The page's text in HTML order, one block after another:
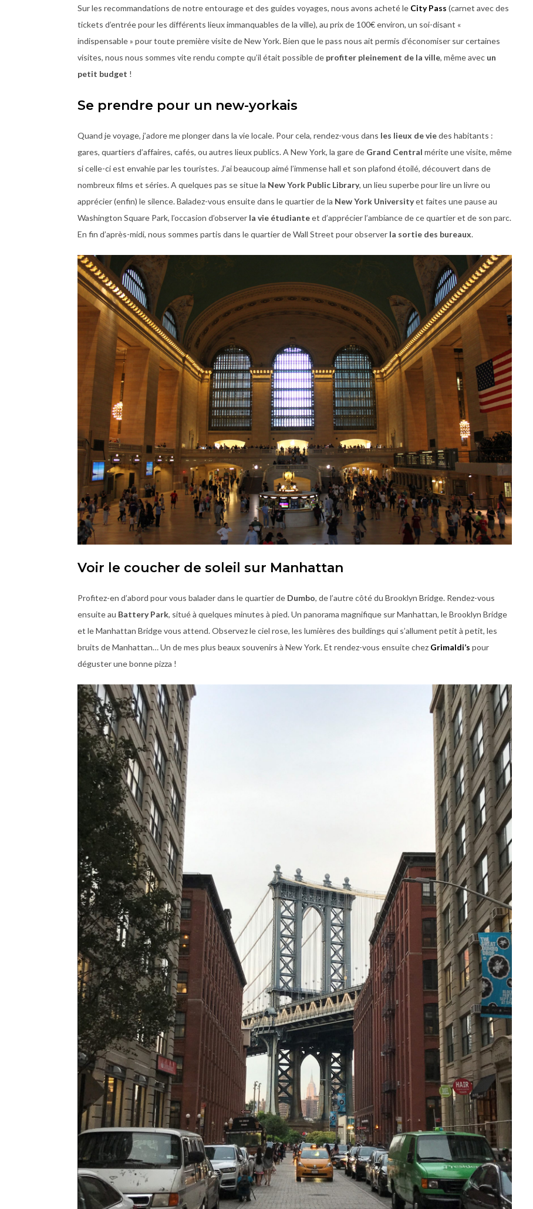
Sur les recommandations de notre entourage et des guides voyages, nous avons acheté le City Pass (carnet avec des
tickets d’entrée pour les différents lieux immanquables de la ville), au prix de 100€ environ, un soi-disant «
indispensable » pour toute première visite de New York. Bien que le pass nous ait permis d’économiser sur certaines
visites, nous nous sommes vite rendu compte qu’il était possible de profiter pleinement de la ville, même avec un
petit budget !
Se prendre pour un new-yorkais
Quand je voyage, j’adore me plonger dans la vie locale. Pour cela, rendez-vous dans les lieux de viedes habitants :
gares, quartiers d’affaires, cafés, ou autres lieux publics. A New York, la gare de Grand Central mérite une visite, même
si celle-ci est envahie par les touristes. J’ai beaucoup aimé l’immense hall et son plafond étoilé, découvert dans de
nombreux films et séries. A quelques pas se situe la New York Public Library, un lieu superbe pour lire un livre ou
apprécier (enfin) le silence. Baladez-vous ensuite dans le quartier de la New York Universityet faites une pause au
Washington Square Park, l’occasion d’observer la vie étudianteet d’apprécier l’ambiance de ce quartier et de son parc.
En fin d’après-midi, nous sommes partis dans le quartier de Wall Street pour observer la sortie des bureaux.
Voir le coucher de soleil sur Manhattan
Profitez-en d’abord pour vous balader dans le quartier de Dumbo, de l’autre côté du Brooklyn Bridge. Rendez-vous
ensuite au Battery Park, situé à quelques minutes à pied. Un panorama magnifique sur Manhattan, le Brooklyn Bridge
et le Manhattan Bridge vous attend. Observez le ciel rose, les lumières des buildings qui s’allument petit à petit, les
bruits de Manhattan… Un de mes plus beaux souvenirs à New York. Et rendez-vous ensuite chez Grimaldi’s pour
déguster une bonne pizza !